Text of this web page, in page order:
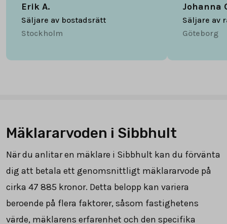
Erik A.
Säljare av bostadsrätt
Stockholm
Johanna
Säljare av
Göteborg
Mäklararvoden i Sibbhult
När du anlitar en mäklare i Sibbhult kan du förvänta
dig att betala ett genomsnittligt mäklararvode på
cirka 47 885 kronor. Detta belopp kan variera
beroende på flera faktorer, såsom fastighetens
värde, mäklarens erfarenhet och den specifika